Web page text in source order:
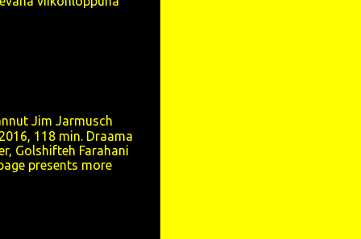
Jim Jarmusch
118 min. Draama
Golshifteh Farahani
presents more